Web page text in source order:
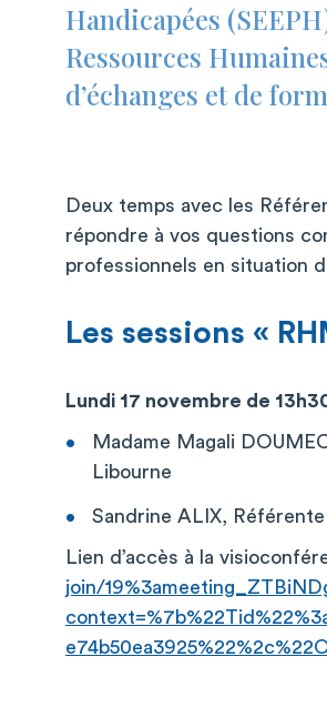
Handicapées
Ressources
d’échanges et de
Deux temps avec les
répondre à vos questions
professionnels en situation
Les sessions «
Lundi 17 novembre de
Madame Magali
Libourne
Sandrine ALIX,
Lien d’accès à la
join/